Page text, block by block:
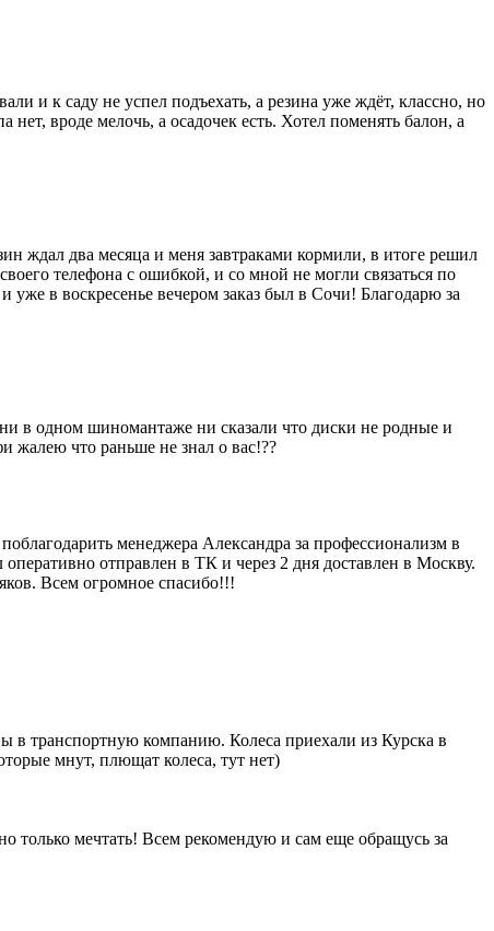
и к саду не успел подъехать, а резина уже ждёт, классно, но
вроде мелочь, а осадочек есть. Хотел поменять балон, а
ждал два месяца и меня завтраками кормили, в итоге решил
телефона с ошибкой, и со мной не могли связаться по
в воскресенье вечером заказ был в Сочи! Благодарю за
в одном шиномантаже ни сказали что диски не родные и
жалею что раньше не знал о вас!??
менеджера Александра за профессионализм в
отправлен в ТК и через 2 дня доставлен в Москву.
Всем огромное спасибо!!!
в транспортную компанию. Колеса приехали из Курска в
мнут, плющат колеса, тут нет)
мечтать! Всем рекомендую и сам еще обращусь за